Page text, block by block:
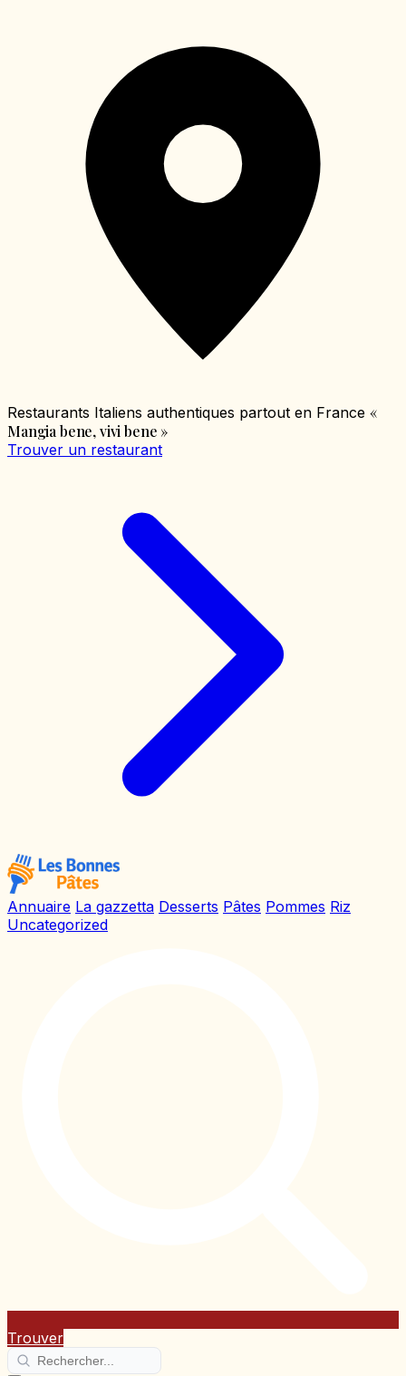
Restaurants Italiens authentiques partout en France «
Mangia bene, vivi bene »
Trouver un restaurant
Annuaire La gazzetta Desserts Pâtes Pommes Riz
Uncategorized
Trouver